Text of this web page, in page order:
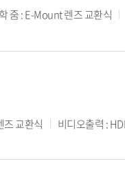
줌 : E-Mount 렌즈 교환식
즈 교환식
비디오출력 :